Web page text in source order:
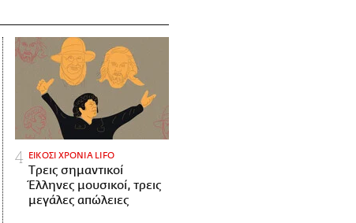
ΕΙΚΟΣΙ ΧΡΟΝΙΑ LIFO
Tρεις σημαντικοί
Έλληνες μουσικοί, τρεις
μεγάλες απώλειες